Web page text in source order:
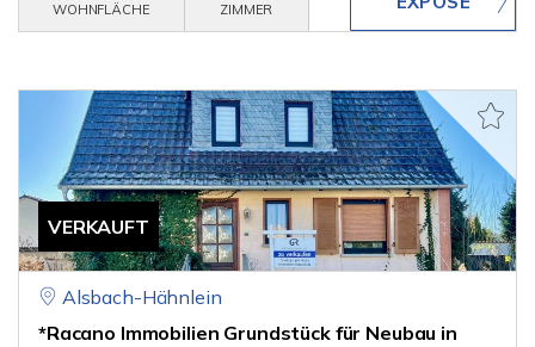
WOHNFLÄCHE
ZIMMER
VERKAUFT
Alsbach-Hähnlein
*Racano Immobilien Grundstück für Neubau in